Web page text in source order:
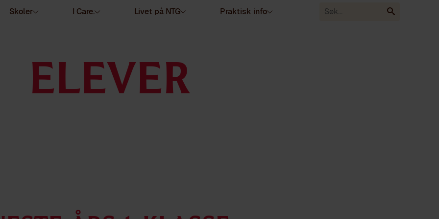
Skoler I Care. Livet på NTG Praktisk info
ELEVER